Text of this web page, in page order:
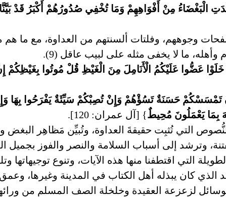
الْبَغْضَاءُ مِنْ أَفْوَاهِهِمْ وَمَا تُخْفِي صُدُورُهُمْ أَكْبَرُ قَدْ
وجوههم، وفلتات ألسنتهم من العداوة، مع ما
وأهله، ما لا يخفى مثله على لبيب عاقل (9).
خَلَوْا عَضُّوا عَلَيْكُمُ الْأَنَامِلَ مِنَ الْغَيْظِ قُلْ مُوتُوا بِغَيْظِكُمْ
تَمْسَسْكُمْ حَسَنَةٌ تَسُؤْهُمْ وَإِنْ تُصِبْكُمْ سَيِّئَةٌ يَفْرَحُوا بِهَا
بِمَا يَعْمَلُونَ مُحِيطٌ} [آل عمران: 120].
التي تُثبِت حقيقةَ العداوة، وتُبيِّن مَظاهِر
وترشد إلى أسباب السلامة والنصر والفوز بجميل
التي اقتطفنا منها هذه الآيات، وتنوع توجيهاتها
الذي كان يبذله أهل الكتاب في المدينة وغيرها، وعمق
لزعزعة العقيدة وخلخلة الصف المسلم من